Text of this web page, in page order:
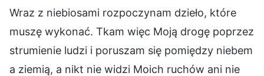
Wraz z niebiosami rozpoczynam dzieło, które
muszę wykonać. Tkam więc Moją drogę poprzez
strumienie ludzi i poruszam się pomiędzy niebem
a ziemią, a nikt nie widzi Moich ruchów ani nie